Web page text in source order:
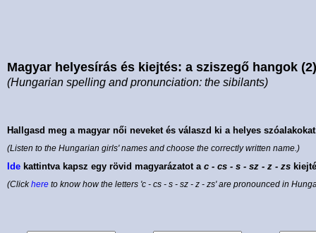
Magyar helyesírás és kiejtés: a sziszegő hangok (2)
(Hungarian spelling and pronunciation: the sibilants)
Hallgasd meg a magyar női neveket és válaszd ki a helyes
(Listen to the Hungarian girls' names and choose the correctly written name.)
Ide kattintva kapsz egy rövid magyarázatot a c - cs - s - sz - z - zs
(Clickhere to know how the letters 'c - cs - s - sz - z - zs' are pronounced in